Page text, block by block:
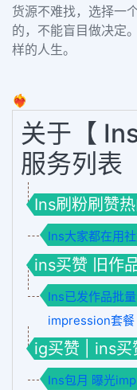
货源不难找，选择一
的，不能盲目做决定
样的人生。
❤️‍🔥
关于【
服务列表
Ins刷粉刷赞
Ins大家都在用
ins买赞 旧作
Ins已发作品批
impression套餐
ig买赞 | ins买
Ins包月 曝光